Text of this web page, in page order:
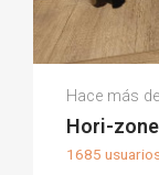
Hace más
Hori-
1685